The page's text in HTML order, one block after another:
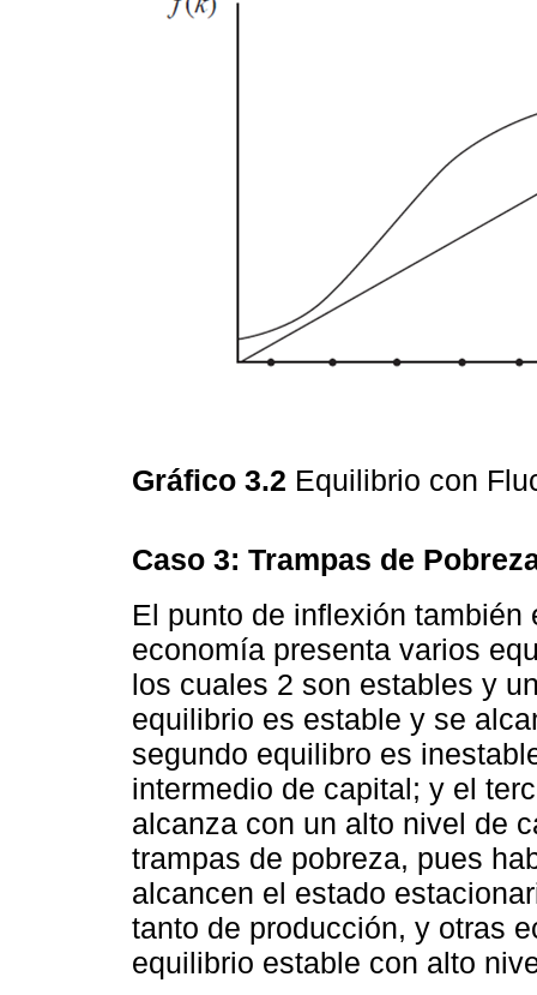
Gráfico 3.2 Equilibrio con
Caso 3: Trampas de
El punto de inflexión
economía presenta varios
los cuales 2 son estables y
equilibrio es estable y se
segundo equilibro es
intermedio de capital; y el
alcanza con un alto nivel de
trampas de pobreza, pues
alcancen el estado
tanto de producción, y otras
equilibrio estable con alto